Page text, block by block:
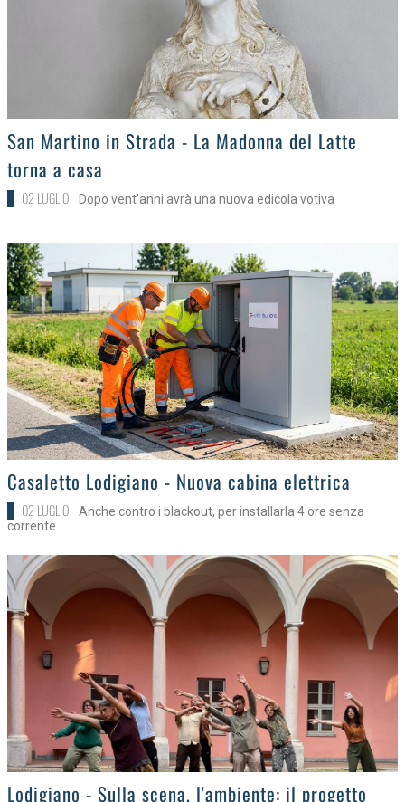
>
San Martino in Strada - La Madonna del Latte
torna a casa
02 LUGLIO Dopo vent’anni avrà una nuova edicola votiva
>
Casaletto Lodigiano - Nuova cabina elettrica
02 LUGLIO
Anche contro i blackout, per installarla 4 ore senza
corrente
>Lodigiano - Sulla scena, l'ambiente: il progetto